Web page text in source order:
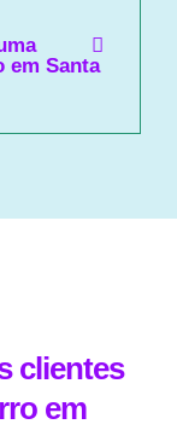
em Santa
clientes
em